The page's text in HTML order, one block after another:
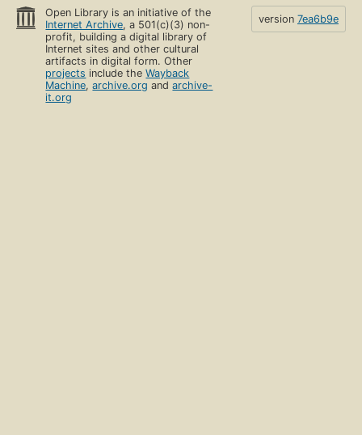
Open Library is an initiative of the
Internet Archive, a 501(c)(3) non-
profit, building a digital library of
Internet sites and other cultural
artifacts in digital form. Other
projects include theWayback
Machine,archive.org andarchive-
it.org
version 7ea6b9e